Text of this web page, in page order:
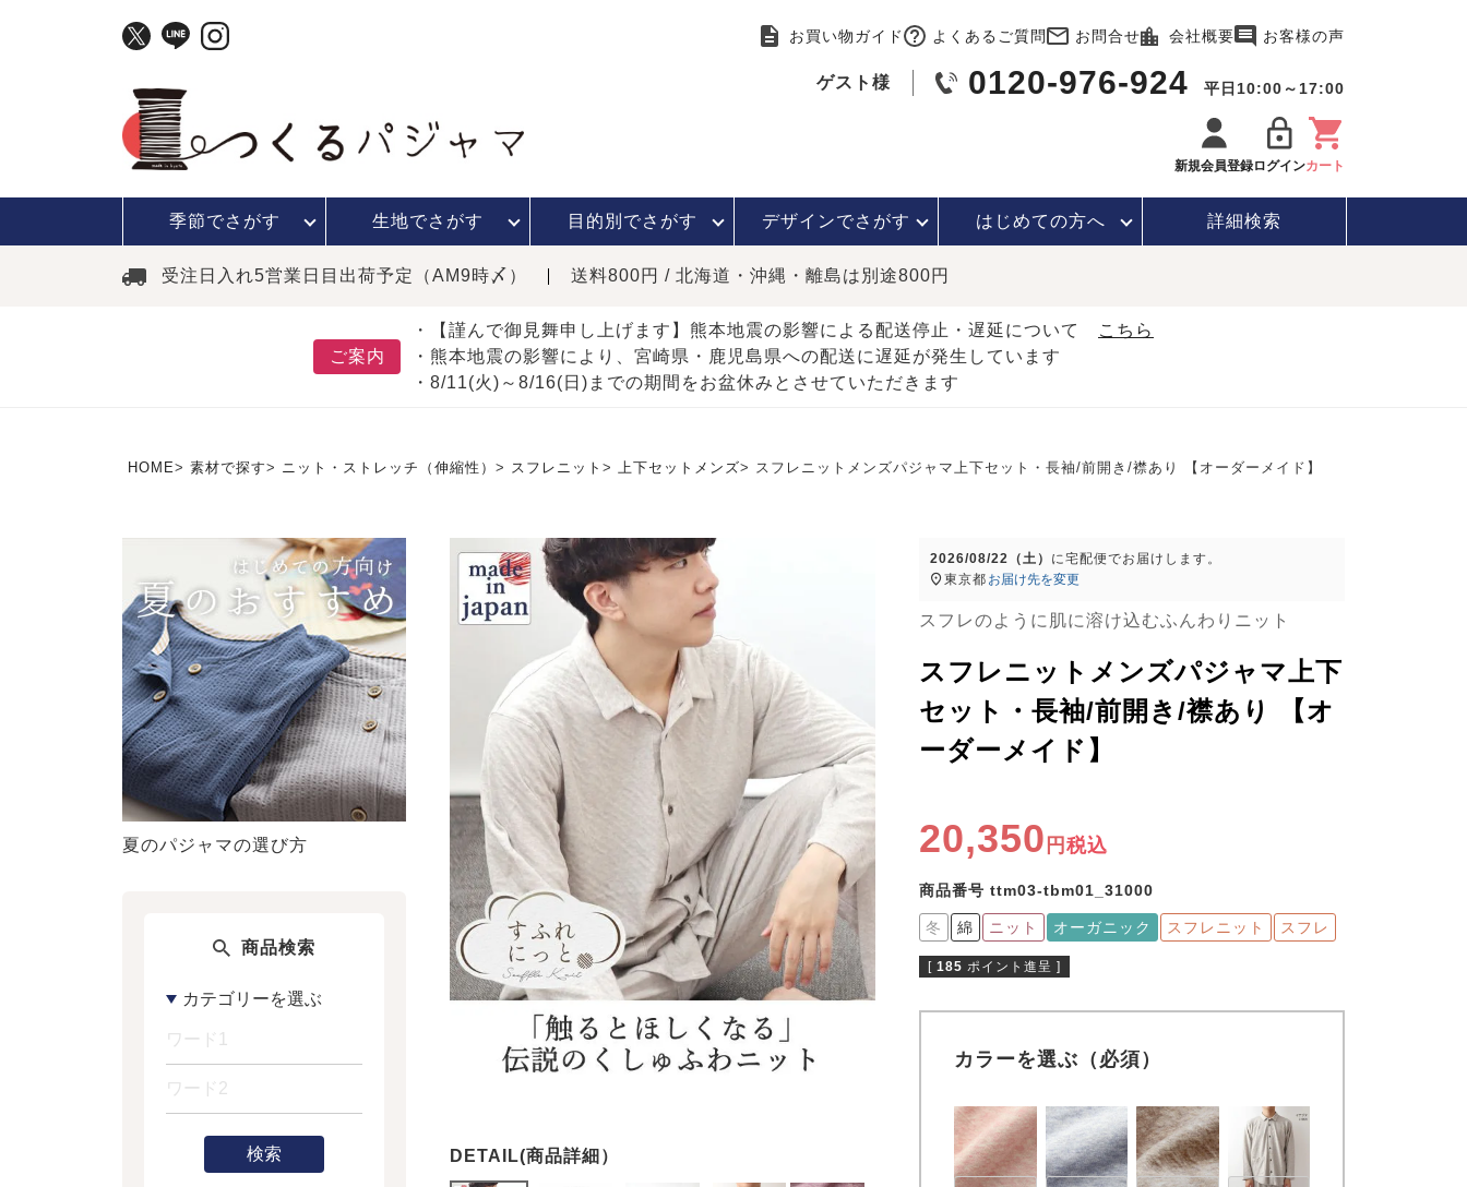
お買い物ガイド よくあるご質問 お問合せ 会社概要 お客様の声
ゲスト様 0120-976-924 平日10:00～17:00
新規会員登録ログインカート
季節でさがす 生地でさがす 目的別でさがす デザインでさがす はじめての方へ 詳細検索
受注日入れ5営業日目出荷予定（AM9時〆） 送料800円 / 北海道・沖縄・離島は別途800円
ご案内
・【謹んで御見舞申し上げます】熊本地震の影響による配送停止・遅延について
こちら
・熊本地震の影響により、宮崎県・鹿児島県への配送に遅延が発生しています
・8/11(火)～8/16(日)までの期間をお盆休みとさせていただきます
HOME 素材で探す ニット・ストレッチ（伸縮性） スフレニット 上下セットメンズ スフレニットメンズパジャマ上下セット・長袖/前開き/襟あり 【オーダーメイド】
夏のパジャマの選び方
商品検索
検索
2026/08/22（土） に宅配便でお届けします。
東京都 お届け先を変更
スフレのように肌に溶け込むふんわりニット
スフレニットメンズパジャマ上下
セット・長袖/前開き/襟あり 【オ
ーダーメイド】
20,350 税込
商品番号 ttm03-tbm01_31000
冬 綿 ニット オーガニック スフレニット スフレ
[ 185 ポイント進呈 ]
カラーを選ぶ（必須）